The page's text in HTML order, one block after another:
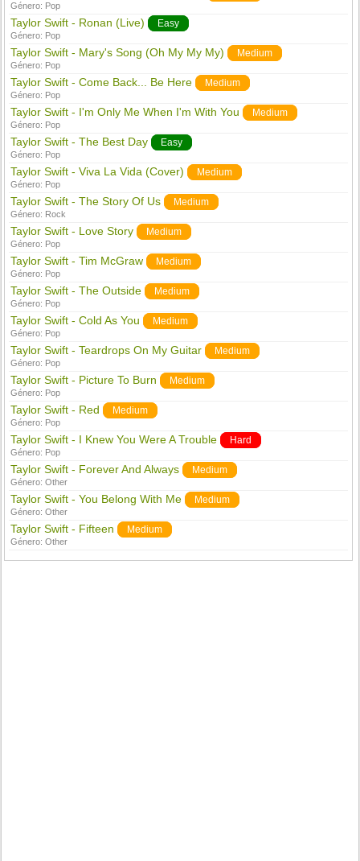
Género: Pop
Taylor Swift - Ronan (Live) Easy
Género: Pop
Taylor Swift - Mary's Song (Oh My My My) Medium
Género: Pop
Taylor Swift - Come Back... Be Here Medium
Género: Pop
Taylor Swift - I'm Only Me When I'm With You Medium
Género: Pop
Taylor Swift - The Best Day Easy
Género: Pop
Taylor Swift - Viva La Vida (Cover) Medium
Género: Pop
Taylor Swift - The Story Of Us Medium
Género: Rock
Taylor Swift - Love Story Medium
Género: Pop
Taylor Swift - Tim McGraw Medium
Género: Pop
Taylor Swift - The Outside Medium
Género: Pop
Taylor Swift - Cold As You Medium
Género: Pop
Taylor Swift - Teardrops On My Guitar Medium
Género: Pop
Taylor Swift - Picture To Burn Medium
Género: Pop
Taylor Swift - Red Medium
Género: Pop
Taylor Swift - I Knew You Were A Trouble Hard
Género: Pop
Taylor Swift - Forever And Always Medium
Género:Other
Taylor Swift - You Belong With Me Medium
Género:Other
Taylor Swift - Fifteen Medium
Género:Other